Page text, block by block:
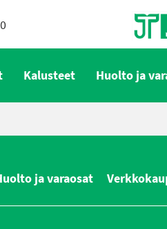
Kalusteet Huolto ja
ja varaosat